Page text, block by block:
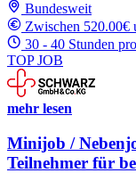
Bundesweit
Zwischen 520.00€
30 - 40 Stunden
TOP JOB
mehr lesen
Minijob /
Teilnehmer für